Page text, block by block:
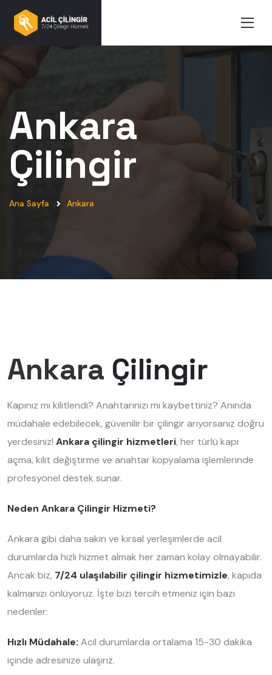
Ankara
Çilingir
Ana Sayfa Ankara
Ankara Çilingir
Kapınız mı kilitlendi? Anahtarınızı mı kaybettiniz? Anında
müdahale edebilecek, güvenilir bir çilingir arıyorsanız doğru
yerdesiniz! Ankara çilingir hizmetleri, her türlü kapı
açma, kilit değiştirme ve anahtar kopyalama işlemlerinde
profesyonel destek sunar.
Neden Ankara Çilingir Hizmeti?
Ankara gibi daha sakin ve kırsal yerleşimlerde acil
durumlarda hızlı hizmet almak her zaman kolay olmayabilir.
Ancak biz, 7/24 ulaşılabilir çilingir hizmetimizle, kapıda
kalmanızı önlüyoruz. İşte bizi tercih etmeniz için bazı
nedenler:
Hızlı Müdahale: Acil durumlarda ortalama 15-30 dakika
içinde adresinize ulaşırız.